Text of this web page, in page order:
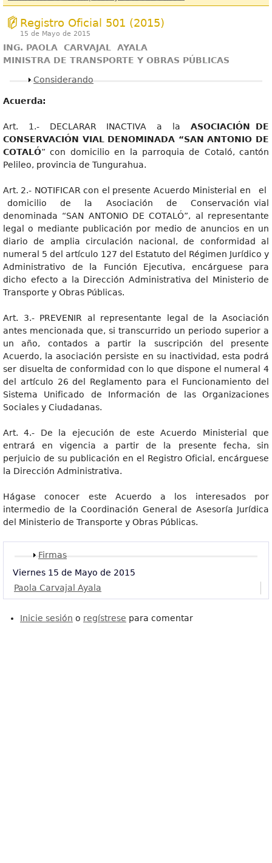
Registro Oficial 501 (2015)
15 de Mayo de 2015
ING. PAOL A CARVAJAL AYALA
MINISTRA DE TRANSPORTE Y OBRAS PÚBLICAS
Mostrar
Considerando
Acuerda:
Art. 1.- DECLARAR INACTIVA a la ASOCIACIÓN DE
CONSERVACIÓN VIAL DENOMINADA “SAN ANTONIO DE
COTALÓ” con domicilio en la parroquia de Cotaló, cantón
Pelileo, provincia de Tungurahua.
Art. 2.- NOTIFICAR con el presente Acuerdo Ministerial en el
domicilio de la Asociación de Conservación vial
denominada “SAN ANTONIO DE COTALÓ”, al representante
legal o mediante publicación por medio de anuncios en un
diario de amplia circulación nacional, de conformidad al
numeral 5 del artículo 127 del Estatuto del Régimen Jurídico y
Administrativo de la Función Ejecutiva, encárguese para
dicho efecto a la Dirección Administrativa del Ministerio de
Transporte y Obras Públicas.
Art. 3.- PREVENIR al representante legal de la Asociación
antes mencionada que, si transcurrido un periodo superior a
un año, contados a partir la suscripción del presente
Acuerdo, la asociación persiste en su inactividad, esta podrá
ser disuelta de conformidad con lo que dispone el numeral 4
del artículo 26 del Reglamento para el Funcionamiento del
Sistema Unificado de Información de las Organizaciones
Sociales y Ciudadanas.
Art. 4.- De la ejecución de este Acuerdo Ministerial que
entrará en vigencia a partir de la presente fecha, sin
perjuicio de su publicación en el Registro Oficial, encárguese
la Dirección Administrativa.
Hágase conocer este Acuerdo a los interesados por
intermedio de la Coordinación General de Asesoría Jurídica
del Ministerio de Transporte y Obras Públicas.
Mostrar
Firmas
Viernes 15 de Mayo de 2015
Paola Carvajal Ayala
Inicie sesión o regístrese para comentar